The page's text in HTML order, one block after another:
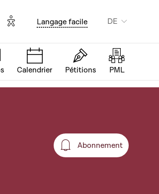
Options d'accessibilité
Langage facile DE
Calendrier Pétitions PML
Abonnement
Abonnement